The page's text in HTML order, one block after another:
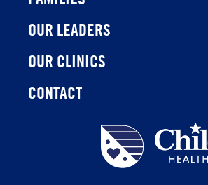
OUR LEADERS
OUR CLINICS
CONTACT